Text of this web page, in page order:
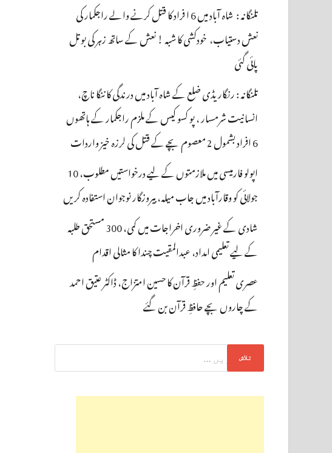
تلنگانہ : شاہ آباد میں 6 ا فراد کا قتل کرنے والے راجکمار کی
نعش دستیاب، خودکشی کا شبہ ! نعش کے ساتھ زہر کی بوتل
پائی گئی
تلنگانہ : رنگاریڈی ضلع کے شاہ آباد میں درندگی کا ننگا ناچ،
انسانیت شرمسار ، پو کسو کیس کے ملزم راجکمار کے ہاتھوں
6 افراد بشمول 2 معصوم بچے کے قتل کی لرزہ خیز واردات
اپولو فارمیسی میں ملازمتوں کے لیے درخواستیں مطلوب، 10
جولائی کو وقارآباد میں جاب میلہ، بیروزگار نوجوان استفادہ کریں
شادی کے غیر ضروری اخراجات میں کمی، 300 مستحق طلبہ
کے لیے تعلیمی امداد، عبدالمقیت چندا کا مثالی اقدام
عصری تعلیم اور حفظِ قرآن کا حسین امتزاج، ڈاکٹر عتیق احمد
کے چاروں بچے حافظِ قرآن بن گئے